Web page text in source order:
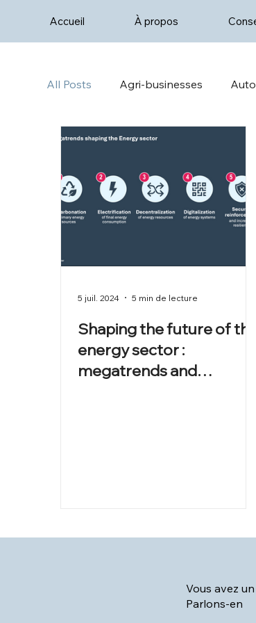
Accueil À propos
All Posts Agri-businesses
Shaping the future of the
energy sector :
megatrends and
5 juil. 2024 5 min de lecture
Vous avez
Parlons-en